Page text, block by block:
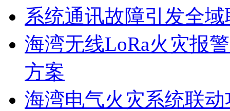
系统通讯故障引发全
海湾无线LoRa火灾报
方案
海湾电气火灾系统联